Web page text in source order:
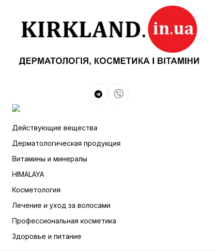
Действующие вещества
Дерматологическая продукция
Витамины и минералы
HIMALAYA
Косметология
Лечение и уход за волосами
Профессиональная косметика
Здоровье и питание